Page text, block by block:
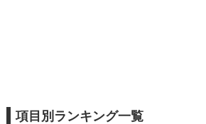
項目別ランキング一覧